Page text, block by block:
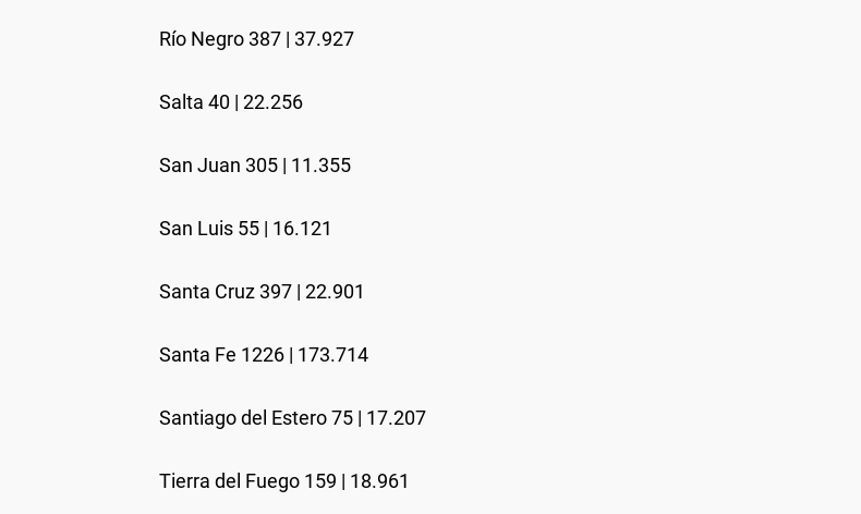
Río Negro 387 | 37.927
Salta 40 | 22.256
San Juan 305 | 11.355
San Luis 55 | 16.121
Santa Cruz 397 | 22.901
Santa Fe 1226 | 173.714
Santiago del Estero 75 | 17.207
Tierra del Fuego 159 | 18.961